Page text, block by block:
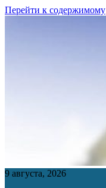
Перейти к содержимому
9 августа, 2026